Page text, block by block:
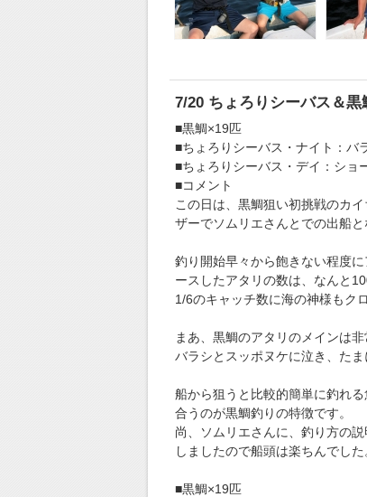
7/20 ちょろりシーバス＆黒
■黒鯛×19匹
■ちょろりシーバス・ナイト：バ
■ちょろりシーバス・デイ：ショ
■コメント
この日は、黒鯛狙い初挑戦のカ
ザーでソムリエさんとでの出船と
釣り開始早々から飽きない程度
ースしたアタリの数は、なんと
1/6のキャッチ数に海の神様もク
まあ、黒鯛のアタリのメインは
バラシとスッポヌケに泣き、た
船から狙うと比較的簡単に釣れ
合うのが黒鯛釣りの特徴です。
尚、ソムリエさんに、釣り方の
しましたので船頭は楽ちんでし
■黒鯛×19匹